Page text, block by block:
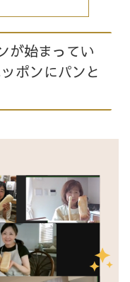
が始まってい
ポンにパンと